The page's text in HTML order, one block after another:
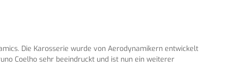
Die Karosserie wurde von Aerodynamikern entwickelt
Coelho sehr beeindruckt und ist nun ein weiterer